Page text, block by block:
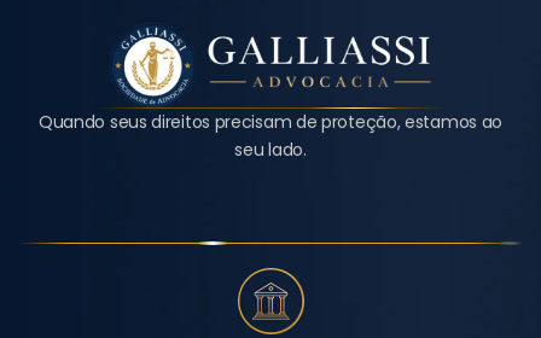
Quando seus direitos precisam de proteção, estamos ao
seu lado.